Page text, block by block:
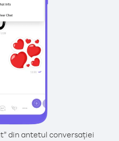
din antetul conversației